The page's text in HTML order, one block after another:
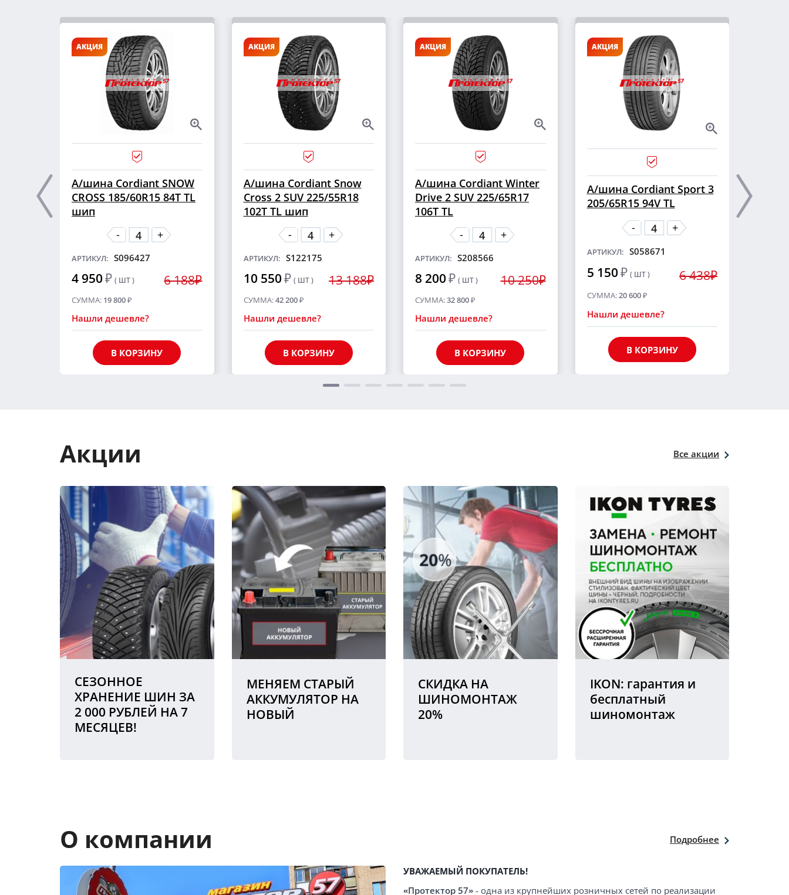
АКЦИЯ
А/шина Cordiant SNOW
CROSS 185/60R15 84T TL
шип
-
+
АРТИКУЛ: S096427
4 950₽ ( ШТ ) 6 188₽
СУММА: 19 800₽
Нашли дешевле?
В КОРЗИНУ
АКЦИЯ
А/шина Cordiant Snow
Cross 2 SUV 225/55R18
102T TL шип
-
+
АРТИКУЛ: S122175
10 550₽ ( ШТ ) 13 188₽
СУММА:42 200₽
Нашли дешевле?
В КОРЗИНУ
АКЦИЯ
А/шина Cordiant Winter
Drive 2 SUV 225/65R17
106T TL
-
+
АРТИКУЛ: S208566
8 200₽ ( ШТ ) 10 250₽
СУММА:32 800₽
Нашли дешевле?
В КОРЗИНУ
АКЦИЯ
А/шина Cordiant Sport 3
205/65R15 94V TL
-
+
АРТИКУЛ: S058671
5 150₽ ( ШТ ) 6 438₽
СУММА: 20 600₽
Нашли дешевле?
В КОРЗИНУ
Акции Все акции
СЕЗОННОЕ
ХРАНЕНИЕ ШИН ЗА
2 000 РУБЛЕЙ НА 7
МЕСЯЦЕВ!
МЕНЯЕМ СТАРЫЙ
АККУМУЛЯТОР НА
НОВЫЙ
СКИДКА НА
ШИНОМОНТАЖ
20%
IKON: гарантия и
бесплатный
шиномонтаж
О компании Подробнее
УВАЖАЕМЫЙ ПОКУПАТЕЛЬ!
«Протектор 57» - одна из крупнейших розничных сетей по реализации